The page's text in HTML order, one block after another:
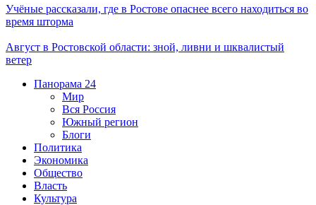
Учёные рассказали, где в Ростове опаснее всего находиться во
время шторма
Август в Ростовской области: зной, ливни и шквалистый
ветер
Панорама 24
Мир
Вся Россия
Южный регион
Блоги
Политика
Экономика
Общество
Власть
Культура